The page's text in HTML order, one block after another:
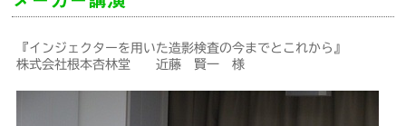
『インジェクターを用いた造影検査の今までとこれから』
株式会社根本杏林堂 近藤 賢一 様